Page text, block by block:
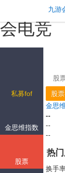
股票九
会电竞
私募fof
金思维指数
股票
九游
股
股
金思
--
--
--
热
换手